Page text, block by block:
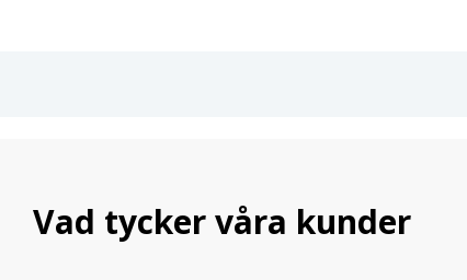
Vad tycker våra kunder